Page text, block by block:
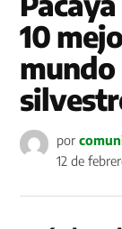
10
mundo
por
12 de